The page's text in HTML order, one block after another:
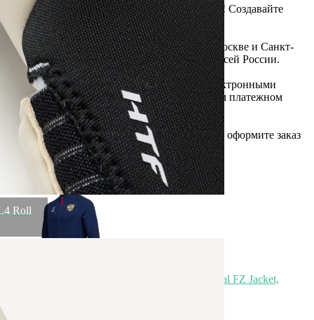
Roll
Вступайте в ряды довольных клиентов! Создавайте
Вашу территорию уюта!
Доставка
Мы доставим ваш заказ курьером по Москве и Санкт-
Петербургу или службой доставки по всей России.
Оплата
Оплатите заказ банковской картой, электронными
деньгами или наличными в ближайшем платежном
терминале или наличными.
Как заказать
Позвоните менеджеру по телефону или оформите заказ
через корзину
Рекомендуем посмотреть
Олимпийка JOGEL NATIONAL Essential FZ Jacket,